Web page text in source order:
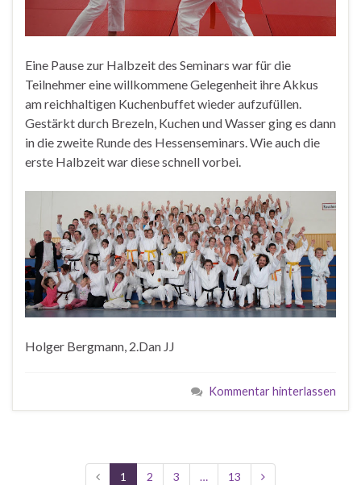
Eine Pause zur Halbzeit des Seminars war für die
Teilnehmer eine willkommene Gelegenheit ihre Akkus
am reichhaltigen Kuchenbuffet wieder aufzufüllen.
Gestärkt durch Brezeln, Kuchen und Wasser ging es dann
in die zweite Runde des Hessenseminars. Wie auch die
erste Halbzeit war diese schnell vorbei.
Holger Bergmann, 2.Dan JJ
Kommentar hinterlassen
1 2 3 … 13